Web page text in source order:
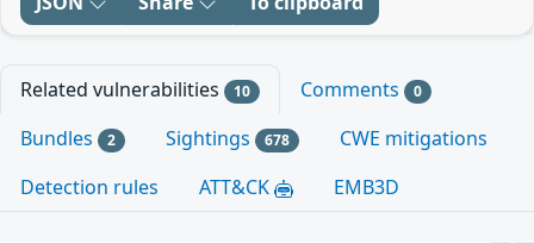
Related vulnerabilities 10 Comments 0
Bundles 2 Sightings 678
CWE mitigations
Detection rules
ATT&CK EMB3D